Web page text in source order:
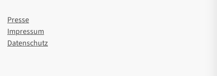
Presse
Impressum
Datenschutz